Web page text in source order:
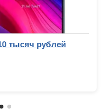
тысяч рублей